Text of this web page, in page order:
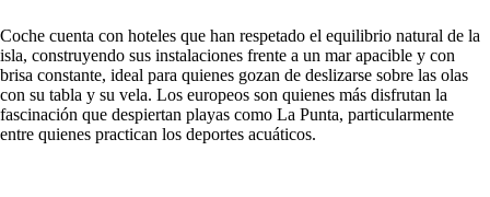
Coche cuenta con hoteles que han respetado el equilibrio natural de la
isla, construyendo sus instalaciones frente a un mar apacible y con
brisa constante, ideal para quienes gozan de deslizarse sobre las olas
con su tabla y su vela. Los europeos son quienes más disfrutan la
fascinación que despiertan playas como La Punta, particularmente
entre quienes practican los deportes acuáticos.